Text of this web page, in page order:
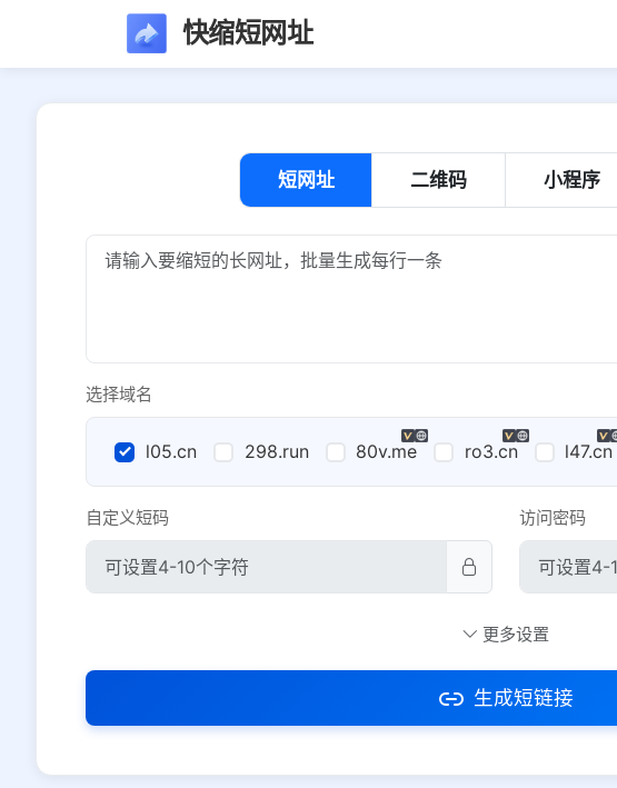
快缩短网址
短网址 二维码 小程序
选择域名
l05.cn 298.run 80v.me ro3.cn l47.cn
自定义短码 访问密码
社交平台 电商平台
选择防红平台类型，避免链接被拦截
平台设置
iOS
更多设置
生成短链接